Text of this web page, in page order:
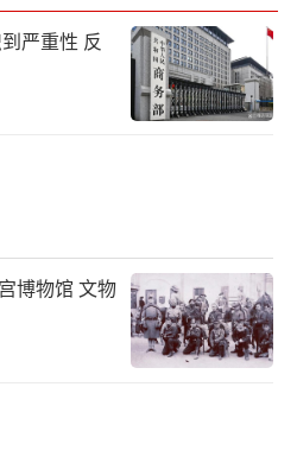
严重性 反
博物馆 文物